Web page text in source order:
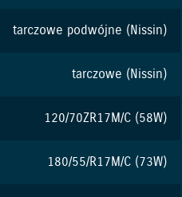
tarczowe podwójne (Nissin)
tarczowe (Nissin)
120/70ZR17M/C (58W)
180/55/R17M/C (73W)